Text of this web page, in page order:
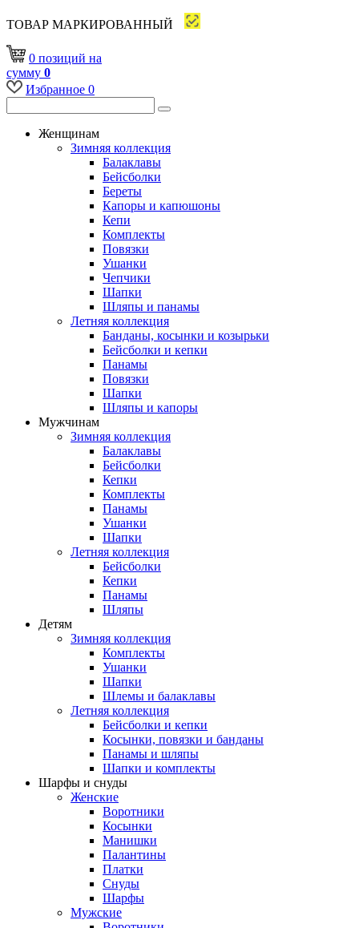
ТОВАР МАРКИРОВАННЫЙ
0 позиций на
сумму 0
Избранное 0
Женщинам
Зимняя коллекция
Балаклавы
Бейсболки
Береты
Капоры и капюшоны
Кепи
Комплекты
Повязки
Ушанки
Чепчики
Шапки
Шляпы и панамы
Летняя коллекция
Банданы, косынки и козырьки
Бейсболки и кепки
Панамы
Повязки
Шапки
Шляпы и капоры
Мужчинам
Зимняя коллекция
Балаклавы
Бейсболки
Кепки
Комплекты
Панамы
Ушанки
Шапки
Летняя коллекция
Бейсболки
Кепки
Панамы
Шляпы
Детям
Зимняя коллекция
Комплекты
Ушанки
Шапки
Шлемы и балаклавы
Летняя коллекция
Бейсболки и кепки
Косынки, повязки и банданы
Панамы и шляпы
Шапки и комплекты
Шарфы и снуды
Женские
Воротники
Косынки
Манишки
Палантины
Платки
Снуды
Шарфы
Мужские